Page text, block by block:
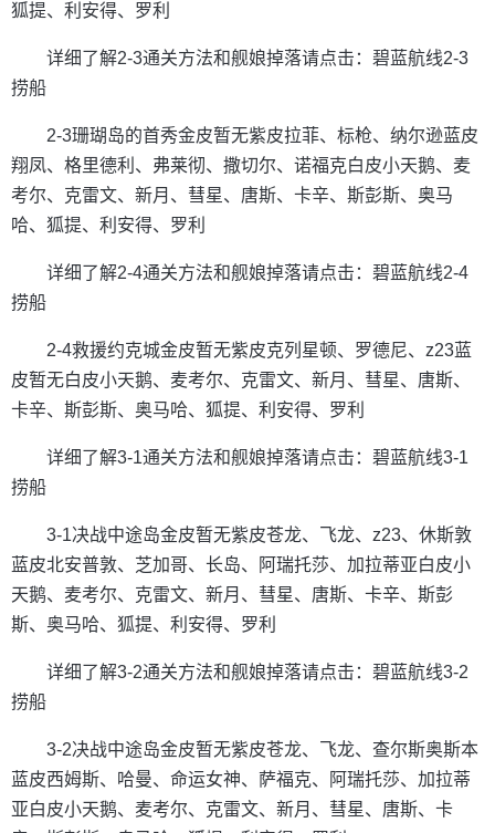
狐提、利安得、罗利
详细了解2-3通关方法和舰娘掉落请点击：碧蓝航线2-3
捞船
2-3珊瑚岛的首秀金皮暂无紫皮拉菲、标枪、纳尔逊蓝皮
翔凤、格里德利、弗莱彻、撒切尔、诺福克白皮小天鹅、麦
考尔、克雷文、新月、彗星、唐斯、卡辛、斯彭斯、奥马
哈、狐提、利安得、罗利
详细了解2-4通关方法和舰娘掉落请点击：碧蓝航线2-4
捞船
2-4救援约克城金皮暂无紫皮克列星顿、罗德尼、z23蓝
皮暂无白皮小天鹅、麦考尔、克雷文、新月、彗星、唐斯、
卡辛、斯彭斯、奥马哈、狐提、利安得、罗利
详细了解3-1通关方法和舰娘掉落请点击：碧蓝航线3-1
捞船
3-1决战中途岛金皮暂无紫皮苍龙、飞龙、z23、休斯敦
蓝皮北安普敦、芝加哥、长岛、阿瑞托莎、加拉蒂亚白皮小
天鹅、麦考尔、克雷文、新月、彗星、唐斯、卡辛、斯彭
斯、奥马哈、狐提、利安得、罗利
详细了解3-2通关方法和舰娘掉落请点击：碧蓝航线3-2
捞船
3-2决战中途岛金皮暂无紫皮苍龙、飞龙、查尔斯奥斯本
蓝皮西姆斯、哈曼、命运女神、萨福克、阿瑞托莎、加拉蒂
亚白皮小天鹅、麦考尔、克雷文、新月、彗星、唐斯、卡